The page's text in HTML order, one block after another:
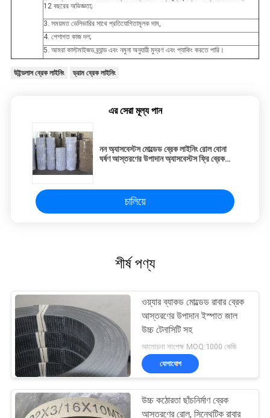
12 বছরের অভিজ্ঞতা;
3. সময়মত ডেলিভারির সাথে প্রতিযোগিতামূলক দাম,
4. পেশাগত কাজ দল;
5. আমরা কাস্টমাইজড ব্র্যান্ড এবং নমুনা অনুযায়ী মুদ্রণ এবং প্যাকিং করতে পারি।
উইন্ডলাস ব্রেক লাইনিং ড্রাম ব্রেক লাইনিং
এর সেরা মূল্য পান
নন অ্যাসবেস্টস মোল্ডেড ব্রেক লাইনিং রোল বোনা
ঘর্ষণ আস্তরণের উপাদান অ্যাসবেস্টস ফ্রি ব্রেক
চালিয়ে
শীর্ষ পণ্য
ওয়্যার ব্যাকড মোল্ডেড রাবার ব্রেক
আস্তরণের উপাদান ইস্পাত জাল
উচ্চ টেনাসিটি সহ
আলোচনা সাপেক্ষ MOQ:1000 কেজি
যোগাযোগ
উচ্চ কঠোরতা ছাঁচনির্মাণ ব্রেক
আস্তরণের রোল, সিন্থেটিক রাবার